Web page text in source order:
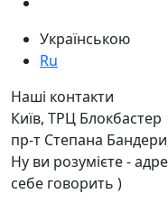
Українською
Ru
Наші контакти
Київ, ТРЦ Блокбастер
пр-т Степана
Ну ви розумієте -
себе говорить )